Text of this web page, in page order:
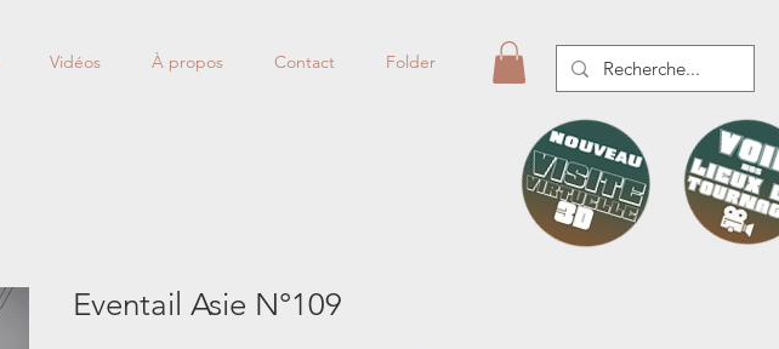
Vidéos À propos Contact Folder
Eventail Asie N°109